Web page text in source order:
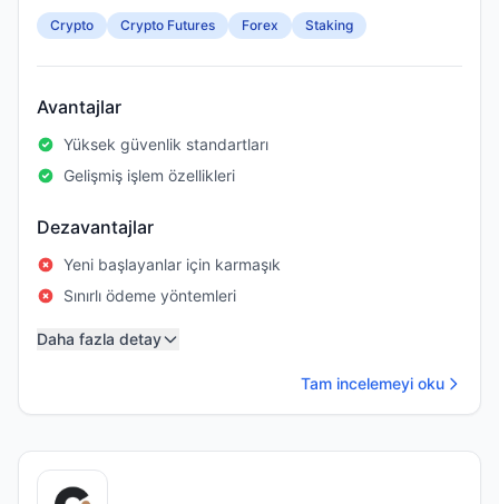
Crypto Crypto Futures Forex Staking
Avantajlar
Yüksek güvenlik standartları
Gelişmiş işlem özellikleri
Dezavantajlar
Yeni başlayanlar için karmaşık
Sınırlı ödeme yöntemleri
Daha fazla detay
Tam incelemeyi oku